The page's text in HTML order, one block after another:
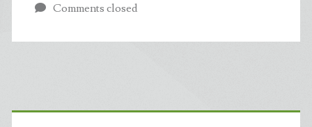
Brasil
Comments closed
Primary